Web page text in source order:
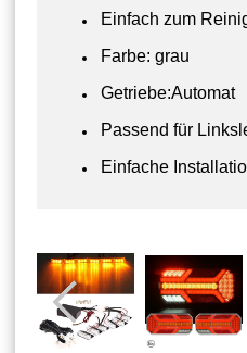
Einfach zum
Farbe: grau
Getriebe:Automat
Passend für
Einfache